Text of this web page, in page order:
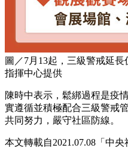
圖／7月13起，三級警戒延
指揮中心提供
陳時中表示，鬆綁過程是疫
實遵循並積極配合三級警戒
共同努力，嚴守社區防線。
本文轉載自2021.07.08「中